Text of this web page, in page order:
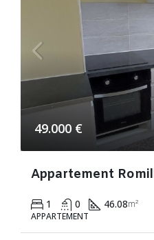
49.000 €
1 0 46.08m²
APPARTEMENT